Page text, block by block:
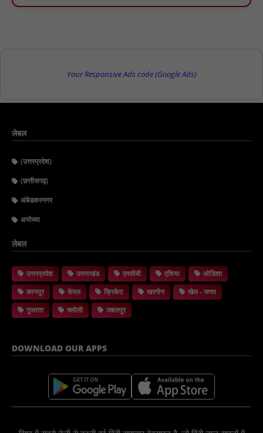
Your Responsive Ads code (Google Ads)
लेबल
(उत्तरप्रदेश)
(छत्तीसगढ़)
अंबेडकरनगर
अयोध्या
लेबल
उत्तरप्रदेश उत्तराखंड एमसीबी एशिया
ओडिशा
कानपुर
केरल क्रिकेट खरगोन
खेल - जगत
गुजरात
चमोली जबलपुर
DOWNLOAD OUR APPS